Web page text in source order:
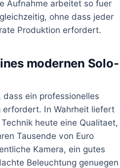
Aufnahme arbeitet so fuer
ohne dass jeder
Produktion erfordert.
modernen Solo-
ein professionelles
In Wahrheit liefert
heute eine Qualitaet,
Tausende von Euro
Kamera, ein gutes
Beleuchtung genuegen